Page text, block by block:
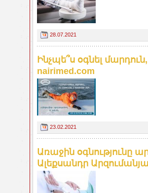
28.07.2021
Ինչպե՞ս օգնել
nairimed.com
23.02.2021
Առաջին օգնությունը
Ալեքսանդր